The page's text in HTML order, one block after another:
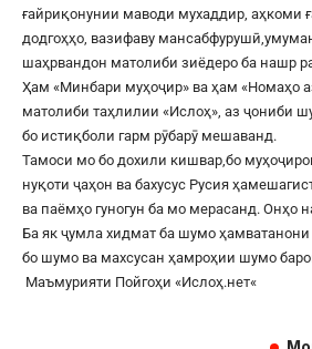
ғайриқонунии маводи мухаддир, аҳкоми
додгоҳҳо, вазифаву
шаҳрвандон матолиби зиёдеро ба нашр
Ҳам «Минбари муҳоҷир» ва ҳам «Номаҳо
матолиби таҳлилии «Ислоҳ», аз ҷониби
бо истиқболи гарм рӯбарӯ мешаванд.
Тамоси мо бо дохили кишвар,бо
нуқоти ҷаҳон ва бахусус Русия
ва паёмҳо гуногун ба мо мерасанд. Онҳо
Ба як ҷумла хидмат ба шумо
бо шумо ва махсусан ҳамроҳии шумо
Маъмурияти Пойгоҳи «Ислоҳ.нет«